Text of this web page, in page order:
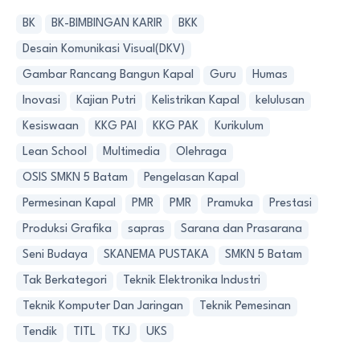
BK BK-BIMBINGAN KARIR BKK
Desain Komunikasi Visual(DKV)
Gambar Rancang Bangun Kapal Guru Humas
Inovasi Kajian Putri Kelistrikan Kapal kelulusan
Kesiswaan KKG PAI KKG PAK Kurikulum
Lean School Multimedia Olehraga
OSIS SMKN 5 Batam Pengelasan Kapal
Permesinan Kapal PMR PMR Pramuka Prestasi
Produksi Grafika sapras Sarana dan Prasarana
Seni Budaya SKANEMA PUSTAKA SMKN 5 Batam
Tak Berkategori Teknik Elektronika Industri
Teknik Komputer Dan Jaringan Teknik Pemesinan
Tendik TITL TKJ UKS